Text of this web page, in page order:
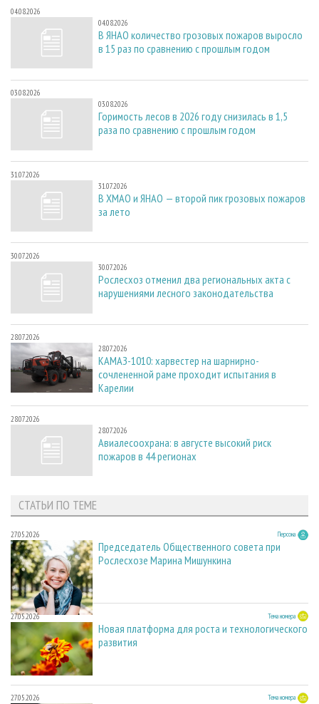
04.08.2026
04.08.2026
В ЯНАО количество грозовых пожаров выросло
в 15 раз по сравнению с прошлым годом
03.08.2026
03.08.2026
Горимость лесов в 2026 году снизилась в 1,5
раза по сравнению с прошлым годом
31.07.2026
31.07.2026
В ХМАО и ЯНАО — второй пик грозовых пожаров
за лето
30.07.2026
30.07.2026
Рослесхоз отменил два региональных акта с
нарушениями лесного законодательства
28.07.2026
28.07.2026
КАМАЗ-1010: харвестер на шарнирно-
сочлененной раме проходит испытания в
Карелии
28.07.2026
28.07.2026
Авиалесоохрана: в августе высокий риск
пожаров в 44 регионах
СТАТЬИ ПО ТЕМЕ
27.05.2026 Персона
Председатель Общественного совета при
Рослесхозе Марина Мишункина
27.05.2026 Тема номера
Новая платформа для роста и технологического
развития
27.05.2026 Тема номера